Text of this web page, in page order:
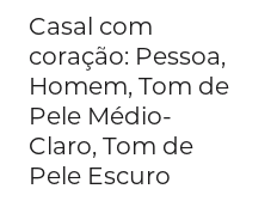
Casal com
coração: Pessoa,
Homem, Tom de
Pele Médio-
Claro, Tom de
Pele Escuro